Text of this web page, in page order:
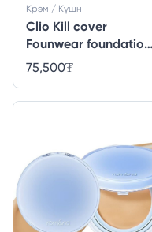
Clio Kill cover
Founwear foundation
the original 21N linen
Крэм / Күшн
75,500₮